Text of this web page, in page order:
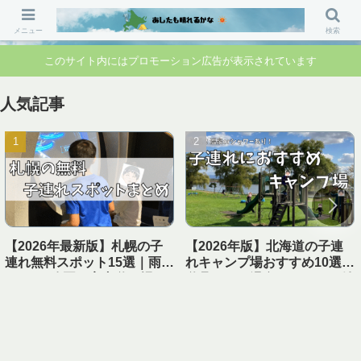
「行ってよかった」「準備して正解」 家族のお出かけ前の“不安”を“安心”に変
えるブログです。
このサイト内にはプロモーション広告が表示されています
人気記事
【2026年最新版】札幌の子
連れ無料スポット15選｜雨の
【2026年版】北海道の子連
れキャンプ場おすすめ10選｜
メニュー 検索